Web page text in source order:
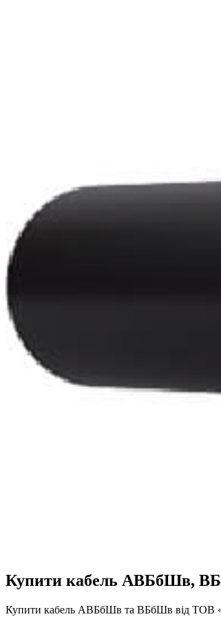
Купити кабель АВБбШв,
Купити кабель АВБбШв та ВБбШв від ТОВ